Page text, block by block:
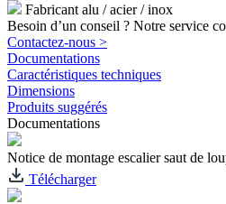
Fabricant alu / acier / inox
Besoin d’un conseil ? Notre service
Contactez-nous >
Documentations
Caractéristiques techniques
Dimensions
Produits suggérés
Documentations
Notice de montage escalier saut de
Télécharger